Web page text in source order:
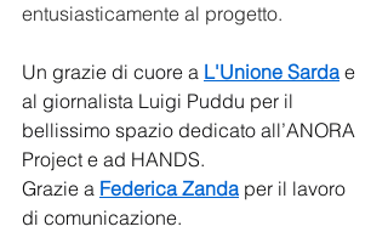
entusiasticamente al progetto.
Un grazie di cuore a L'Unione Sarda e
al giornalista Luigi Puddu per il
bellissimo spazio dedicato all’ANORA
Project e ad HANDS.
Grazie a Federica Zanda per il lavoro
di comunicazione.